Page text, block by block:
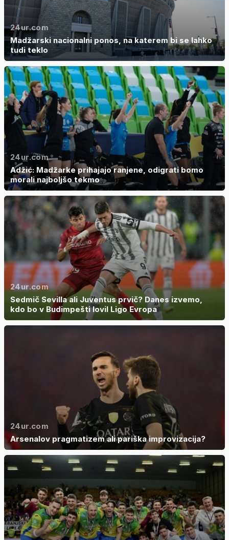
24ur.com
Madžarski nacionalni ponos, na katerem bi se lahko
tudi teklo
24ur.com
Adžić: Madžarke prihajajo ranjene, odigrati bomo
morali najboljšo tekmo
24ur.com
Sedmič Sevilla ali Juventus prvič? Danes izvemo,
kdo bo v Budimpešti lovil Ligo Evropa
24ur.com
Arsenalov pragmatizem ali pariška improvizacija?